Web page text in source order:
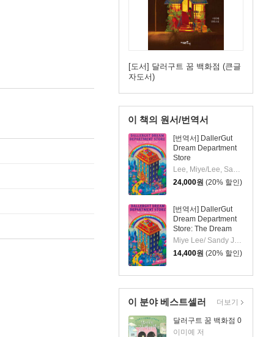
[도서] 달러구트 꿈 백화점 (큰글
자도서)
이 책의 원서/번역서
[번역서] DallerGut
Dream Department
Store
Lee, Miye/Lee, Sandy Joosun(TRN)/Ucar, Aysegul(EDT)
24,000원 (20% 할인)
[번역서] DallerGut
Dream Department
Store: The Dream
You Ordered is Sold
14,400원 (20% 할인)
이 분야 베스트셀러
달러구트 꿈 백화점 0
이미예 저
더보기